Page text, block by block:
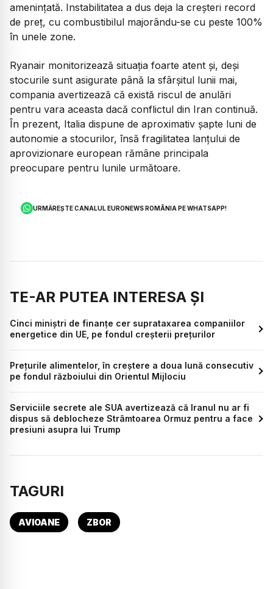
amenințată. Instabilitatea a dus deja la creșteri record
de preț, cu combustibilul majorându-se cu peste 100%
în unele zone.
Ryanair monitorizează situația foarte atent și, deși
stocurile sunt asigurate până la sfârșitul lunii mai,
compania avertizează că există riscul de anulări
pentru vara aceasta dacă conflictul din Iran continuă.
În prezent, Italia dispune de aproximativ șapte luni de
autonomie a stocurilor, însă fragilitatea lanțului de
aprovizionare european rămâne principala
preocupare pentru lunile următoare.
URMĂREȘTE CANALUL EURONEWS ROMÂNIA PE WHATSAPP!
TE-AR PUTEA INTERESA ȘI
Cinci miniștri de finanțe cer suprataxarea companiilor
energetice din UE, pe fondul creșterii prețurilor
Prețurile alimentelor, în creștere a doua lună consecutiv
pe fondul războiului din Orientul Mijlociu
Serviciile secrete ale SUA avertizează că Iranul nu ar fi
dispus să deblocheze Strâmtoarea Ormuz pentru a face
presiuni asupra lui Trump
TAGURI
AVIOANE ZBOR